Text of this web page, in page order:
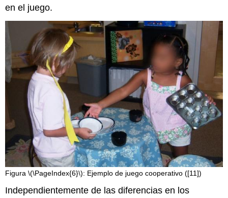
en el juego.
Figura \(\PageIndex{6}\): Ejemplo de juego cooperativo ([11])
Independientemente de las diferencias en los